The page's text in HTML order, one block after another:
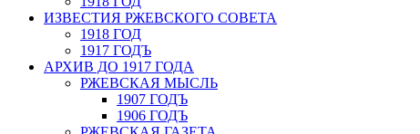
ИЗВЕСТИЯ РЖЕВСКОГО СОВЕТА
1918 ГОД
1917 ГОДЪ
АРХИВ ДО 1917 ГОДА
РЖЕВСКАЯ МЫСЛЬ
1907 ГОДЪ
1906 ГОДЪ